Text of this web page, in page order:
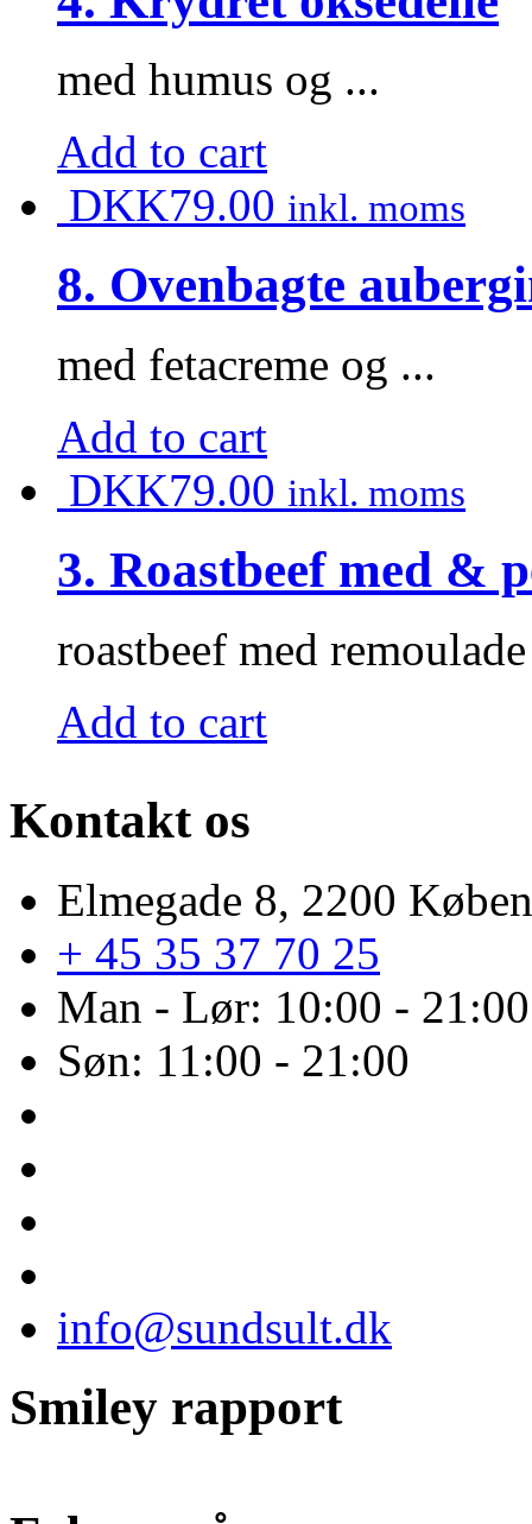
med humus og ...
Add to cart
DKK79.00 inkl. moms
8. Ovenbagte
med fetacreme og ...
Add to cart
DKK79.00 inkl. moms
3. Roastbeef med &
roastbeef med
Add to cart
Kontakt os
Elmegade 8, 2200
+ 45 35 37 70 25
Man - Lør: 10:00 - 21:00
Søn: 11:00 - 21:00
info@sundsult.dk
Smiley rapport